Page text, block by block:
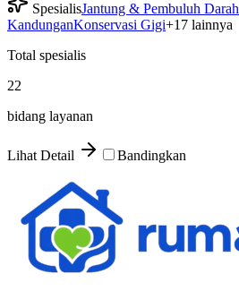
SpesialisJantung & Pembuluh Darah
KandunganKonservasi Gigi+17 lainnya
Total spesialis
22
bidang layanan
Lihat Detail Bandingkan